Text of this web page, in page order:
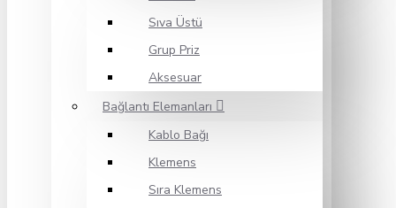
Sıva Üstü
Grup Priz
Aksesuar
Bağlantı Elemanları
Kablo Bağı
Klemens
Sıra Klemens